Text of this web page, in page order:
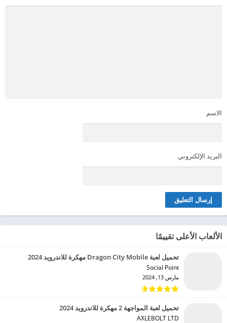
الاسم
البريد الإلكتروني
الألعاب الأعلى تقييمًا
تحميل لعبة Dragon City Mobile مهكرة للاندرويد 2024
Social Point‏
مارس 13, 2024
تحميل لعبة المواجهة 2 مهكرة للاندرويد 2024
AXLEBOLT LTD‏